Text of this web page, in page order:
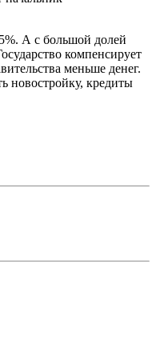
А с большой долей
компенсирует
меньше денег.
новостройку, кредиты